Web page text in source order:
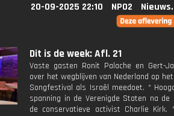
20-09-2025 22:10 NPO2
Dit is de week: Afl. 21
Vaste gasten Ronit Palache en Gert-
over het wegblijven van Nederland op
Songfestival als Israël meedoet. *
spanning in de Verenigde Staten na de
de conservatieve activist Charlie Kirk.